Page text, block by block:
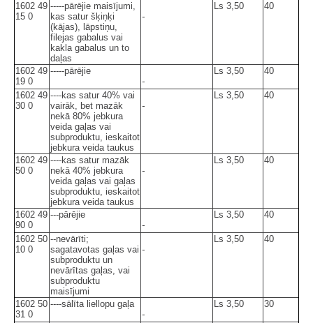
1602 49
15 0
-----pārējie maisījumi,
kas satur šķiņķi
(kājas), lāpstiņu,
filejas gabalus vai
kakla gabalus un to
daļas
-
Ls 3,50 40
1602 49
19 0
-----pārējie
-
Ls 3,50 40
1602 49
30 0
----kas satur 40% vai
vairāk, bet mazāk
nekā 80% jebkura
veida gaļas vai
subproduktu, ieskaitot
jebkura veida taukus
-
Ls 3,50 40
1602 49
50 0
----kas satur mazāk
nekā 40% jebkura
veida gaļas vai gaļas
subproduktu, ieskaitot
jebkura veida taukus
-
Ls 3,50 40
1602 49
90 0
---pārējie
-
Ls 3,50 40
1602 50
10 0
--nevārīti;
sagatavotas gaļas vai
subproduktu un
nevārītas gaļas, vai
subproduktu
maisījumi
-
Ls 3,50 40
1602 50
31 0
----sālīta liellopu gaļa
-
Ls 3,50 30